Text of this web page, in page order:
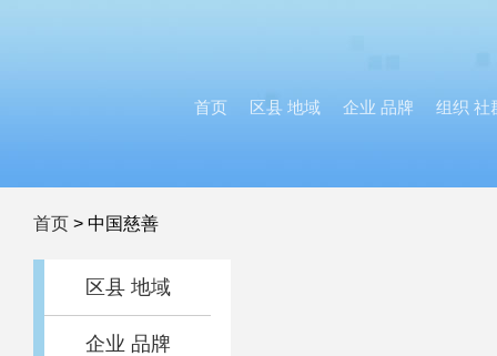
首页 区县 地域 企业 品牌 组织 社
首页 > 中国慈善
区县 地域
企业 品牌